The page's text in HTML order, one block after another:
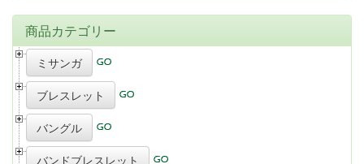
商品カテゴリー
ミサンガ
ブレスレット
バングル
バンドブレスレット